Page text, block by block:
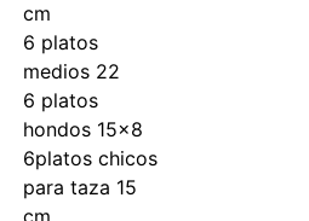
cm
6 platos
medios 22
6 platos
hondos 15×8
6platos chicos
para taza 15